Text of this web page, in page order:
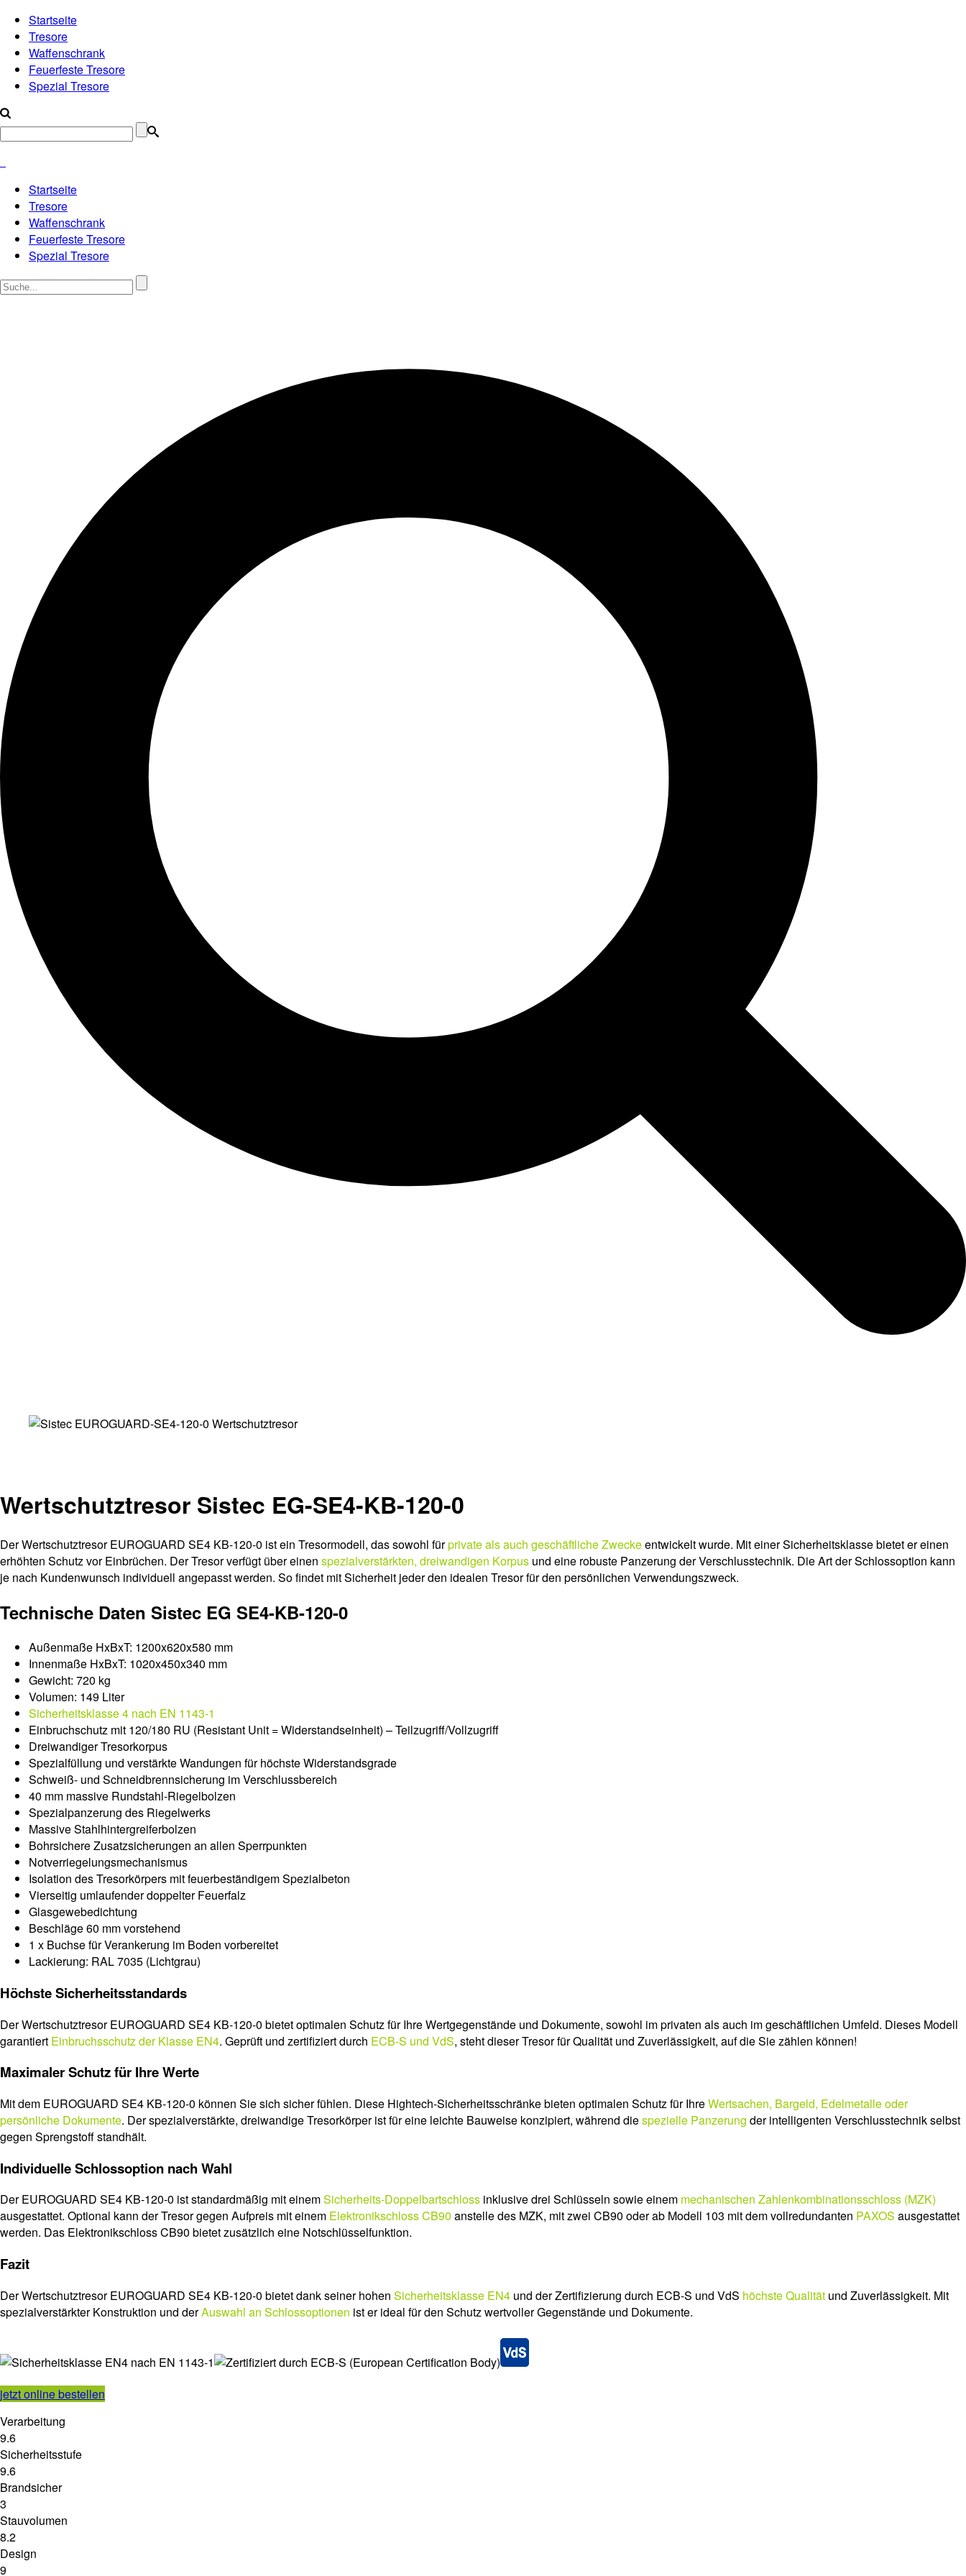
Startseite
Tresore
Waffenschrank
Feuerfeste Tresore
Spezial Tresore
Startseite
Tresore
Waffenschrank
Feuerfeste Tresore
Spezial Tresore
Wertschutztresor Sistec EG-SE4-KB-120-0
Der Wertschutztresor EUROGUARD SE4 KB-120-0 ist ein Tresormodell, das sowohl fürprivate als auch geschäftliche Zweckeentwickelt wurde. Mit einer Sicherheitsklasse bietet er einen
erhöhten Schutz vor Einbrüchen. Der Tresor verfügt über einen spezialverstärkten, dreiwandigen Korpus und eine robuste Panzerung der Verschlusstechnik. Die Art der Schlossoption kann
je nach Kundenwunsch individuell angepasst werden. So findet mit Sicherheit jeder den idealen Tresor für den persönlichen Verwendungszweck.
Technische Daten Sistec EG SE4-KB-120-0
Außenmaße HxBxT: 1200x620x580 mm
Innenmaße HxBxT: 1020x450x340 mm
Gewicht: 720 kg
Volumen: 149 Liter
Sicherheitsklasse 4 nach EN 1143-1
Einbruchschutz mit 120/180 RU (Resistant Unit = Widerstandseinheit) – Teilzugriff/Vollzugriff
Dreiwandiger Tresorkorpus
Spezialfüllung und verstärkte Wandungen für höchste Widerstandsgrade
Schweiß- und Schneidbrennsicherung im Verschlussbereich
40 mm massive Rundstahl-Riegelbolzen
Spezialpanzerung des Riegelwerks
Massive Stahlhintergreiferbolzen
Bohrsichere Zusatzsicherungen an allen Sperrpunkten
Notverriegelungsmechanismus
Isolation des Tresorkörpers mit feuerbeständigem Spezialbeton
Vierseitig umlaufender doppelter Feuerfalz
Glasgewebedichtung
Beschläge 60 mm vorstehend
1 x Buchse für Verankerung im Boden vorbereitet
Lackierung: RAL 7035 (Lichtgrau)
Höchste Sicherheitsstandards
Der Wertschutztresor EUROGUARD SE4 KB-120-0 bietet optimalen Schutz für Ihre Wertgegenstände und Dokumente, sowohl im privaten als auch im geschäftlichen Umfeld. Dieses Modell
garantiert Einbruchsschutz der Klasse EN4. Geprüft und zertifiziert durch ECB-S und VdS, steht dieser Tresor für Qualität und Zuverlässigkeit, auf die Sie zählen können!
Maximaler Schutz für Ihre Werte
Mit dem EUROGUARD SE4 KB-120-0 können Sie sich sicher fühlen. Diese Hightech-Sicherheitsschränke bieten optimalen Schutz für IhreWertsachen, Bargeld, Edelmetalle oder
persönliche Dokumente. Der spezialverstärkte, dreiwandige Tresorkörper ist für eine leichte Bauweise konzipiert, während diespezielle Panzerung der intelligenten Verschlusstechnik selbst
gegen Sprengstoff standhält.
Individuelle Schlossoption nach Wahl
Der EUROGUARD SE4 KB-120-0 ist standardmäßig mit einemSicherheits-Doppelbartschloss inklusive drei Schlüsseln sowie einem mechanischen Zahlenkombinationsschloss (MZK)
ausgestattet. Optional kann der Tresor gegen Aufpreis mit einem Elektronikschloss CB90 anstelle des MZK, mit zwei CB90 oder ab Modell 103 mit dem vollredundanten PAXOS ausgestattet
werden. Das Elektronikschloss CB90 bietet zusätzlich eine Notschlüsselfunktion.
Fazit
Der Wertschutztresor EUROGUARD SE4 KB-120-0 bietet dank seiner hohen Sicherheitsklasse EN4 und der Zertifizierung durch ECB-S und VdS höchste Qualität und Zuverlässigkeit. Mit
spezialverstärkter Konstruktion und derAuswahl an Schlossoptionen ist er ideal für den Schutz wertvoller Gegenstände und Dokumente.
jetzt online bestellen
Verarbeitung
9.6
Sicherheitsstufe
9.6
Brandsicher
3
Stauvolumen
8.2
Design
9